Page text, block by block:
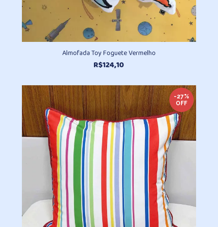
Almofada Toy Foguete Vermelho
R$124,10
-27%
OFF